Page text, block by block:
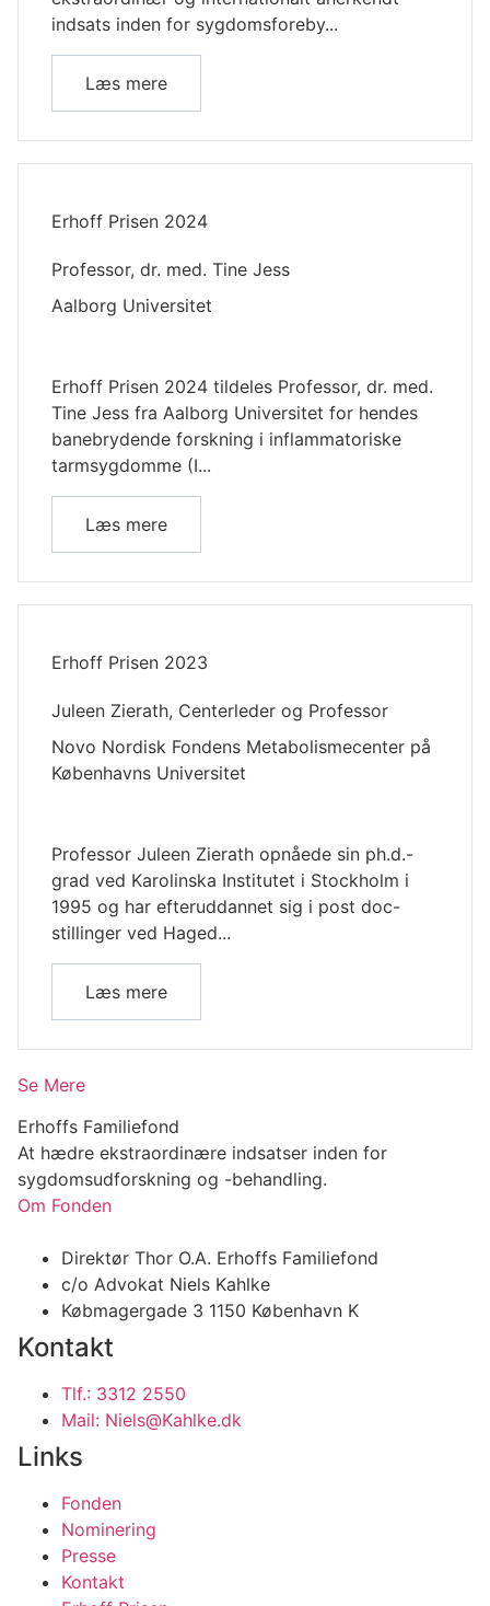
indsats inden for sygdomsforeby...
Læs mere
Erhoff Prisen 2024
Professor, dr. med. Tine Jess
Aalborg Universitet
Erhoff Prisen 2024 tildeles Professor, dr. med.
Tine Jess fra Aalborg Universitet for hendes
banebrydende forskning i inflammatoriske
tarmsygdomme (I...
Læs mere
Erhoff Prisen 2023
Juleen Zierath, Centerleder og Professor
Novo Nordisk Fondens Metabolismecenter på
Københavns Universitet
Professor Juleen Zierath opnåede sin ph.d.-
grad ved Karolinska Institutet i Stockholm i
1995 og har efteruddannet sig i post doc-
stillinger ved Haged...
Læs mere
Se Mere
Erhoffs Familiefond
At hædre ekstraordinære indsatser inden for
sygdomsudforskning og -behandling.
Om Fonden
Direktør Thor O.A. Erhoffs Familiefond
c/o Advokat Niels Kahlke
Købmagergade 3 1150 København K
Kontakt
Tlf.: 3312 2550
Mail: Niels@Kahlke.dk
Links
Fonden
Nominering
Presse
Kontakt